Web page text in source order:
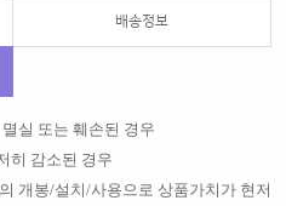
배송정보
실 또는 훼손된 경우
히 감소된 경우
개봉/설치/사용으로 상품가치가 현저